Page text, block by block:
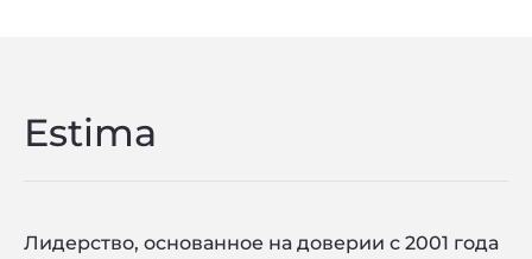
Estima
Лидерство, основанное на доверии с 2001 года